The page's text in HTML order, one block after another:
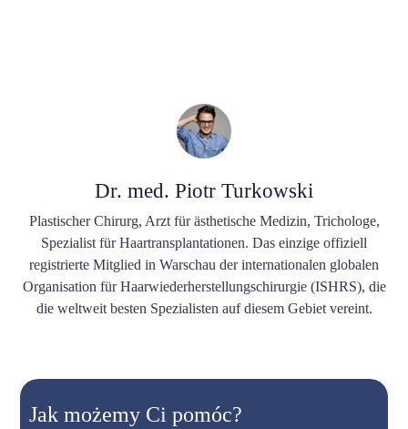
Dr. med. Piotr Turkowski
Plastischer Chirurg, Arzt für ästhetische Medizin, Trichologe,
Spezialist für Haartransplantationen. Das einzige offiziell
registrierte Mitglied in Warschau der internationalen globalen
Organisation für Haarwiederherstellungschirurgie (ISHRS), die
die weltweit besten Spezialisten auf diesem Gebiet vereint.
Jak możemy Ci pomóc?